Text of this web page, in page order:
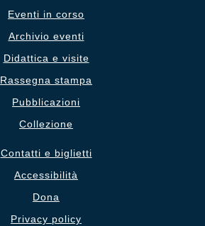
Eventi in corso
Archivio eventi
Didattica e visite
Rassegna stampa
Pubblicazioni
Collezione
Contatti e biglietti
Accessibilità
Dona
Privacy policy